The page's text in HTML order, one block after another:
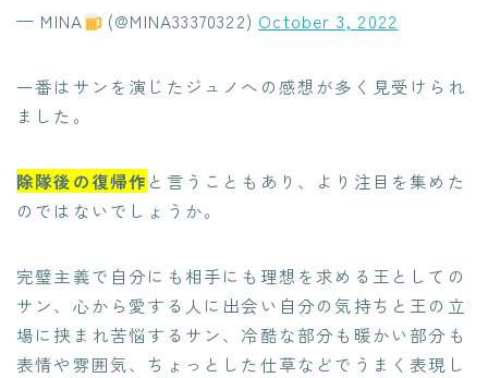
— MINA (@MINA33370322) October 3, 2022
一番はサンを演じたジュノへの感想が多く見受けられ
ました。
除隊後の復帰作 と言うこともあり、より注目を集めた
のではないでしょうか。
完璧主義で自分にも相手にも理想を求める王としての
サン、心から愛する人に出会い自分の気持ちと王の立
場に挟まれ苦悩するサン、冷酷な部分も暖かい部分も
表情や雰囲気、ちょっとした仕草などでうまく表現し